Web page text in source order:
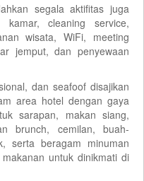
segala aktifitas juga
cleaning service,
wisata, WiFi, meeting
jemput, dan penyewaan
dan seafoof disajikan
area hotel dengan gaya
sarapan, makan siang,
brunch, cemilan, buah-
serta beragam minuman
untuk dinikmati di